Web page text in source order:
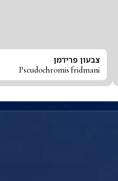
צבעון פרידמן
Pseudochromis fridmani